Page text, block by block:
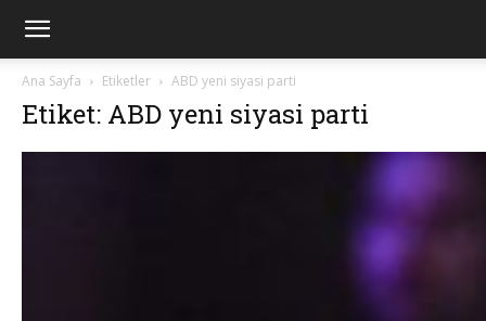
Ana Sayfa Etiketler ABD yeni siyasi parti
Etiket: ABD yeni siyasi parti